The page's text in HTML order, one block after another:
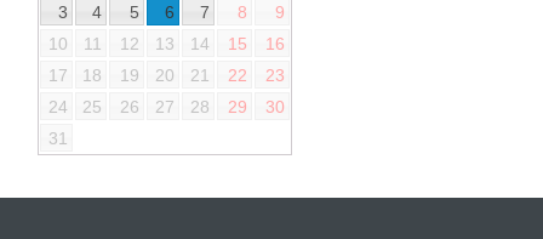
3
4 5 6 7 8
9
10
11 12 13 14 15
16
17
18 19 20 21 22
23
24
25 26 27 28 29
30
31